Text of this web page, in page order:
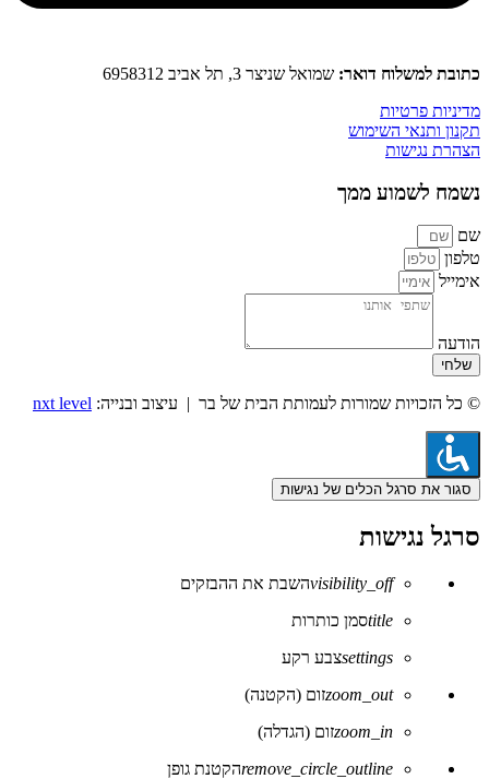
כתובת למשלוח דואר: שמואל שניצר 3, תל אביב 6958312
מדיניות פרטיות
תקנון ותנאי השימוש
הצהרת נגישות
נשמח לשמוע ממך
שם
טלפון
אימייל
הודעה
שלחי
© כל הזכויות שמורות לעמותת הבית של בר | עיצוב ובנייה: nxt level
סגור את סרגל הכלים של נגישות
סרגל נגישות
visibility_offהשבת את ההבזקים
titleסמן כותרות
settingsצבע רקע
zoom_outזום (הקטנה)
zoom_inזום (הגדלה)
remove_circle_outlineהקטנת גופן